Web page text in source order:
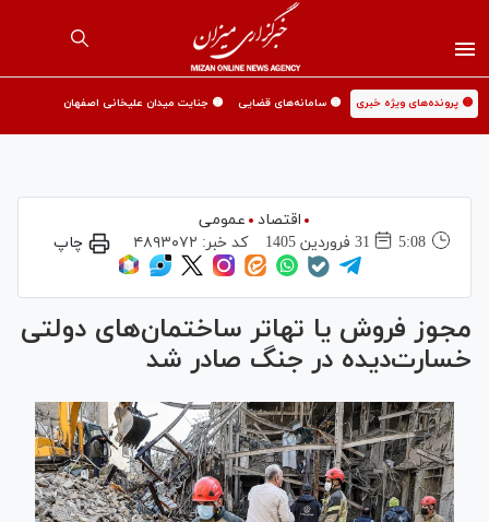
🟡 پرونده‌های ویژه خبری 🟡 سامانه‌های قضایی 🟡 جنایت میدان علیخانی اصفهان
اقتصاد
عمومی
5:08
31 فروردين 1405 کد خبر: ۴۸۹۳۰۷۲ چاپ
مجوز فروش یا تهاتر ساختمان‌های دولتی
خسارت‌دیده در جنگ صادر شد